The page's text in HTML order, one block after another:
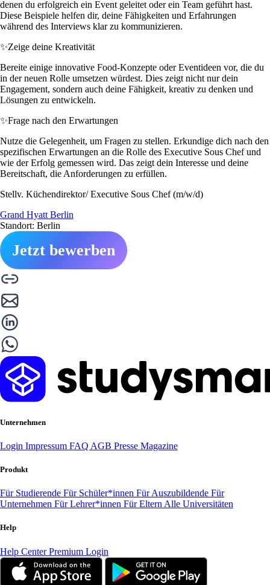
denen du erfolgreich ein Event geleitet oder ein Team geführt hast.
Diese Beispiele helfen dir, deine Fähigkeiten und Erfahrungen
während des Interviews klar zu kommunizieren.
✨Zeige deine Kreativität
Bereite einige innovative Food-Konzepte oder Eventideen vor, die du
in der neuen Rolle umsetzen würdest. Dies zeigt nicht nur dein
Engagement, sondern auch deine Fähigkeit, kreativ zu denken und
Lösungen zu entwickeln.
✨Frage nach den Erwartungen
Nutze die Gelegenheit, um Fragen zu stellen. Erkundige dich nach den
spezifischen Erwartungen an die Rolle des Executive Sous Chef und
wie der Erfolg gemessen wird. Das zeigt dein Interesse und deine
Bereitschaft, die Anforderungen zu erfüllen.
Stellv. Küchendirektor/ Executive Sous Chef (m/w/d)
Grand Hyatt Berlin
Standort: Berlin
Jetzt bewerben
Unternehmen
Login Impressum FAQ AGB Presse Magazine
Produkt
Für Studierende Für Schüler*innen Für Auszubildende Für
Unternehmen Für Lehrer*innen Für Eltern Alle Universitäten
Help
Help CenterPremium Login